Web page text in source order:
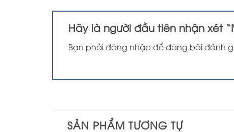
Hãy là người đầu tiên nhận xét
Bạn phảiđăng nhậpđể đăng bài đánh
SẢN PHẨM TƯƠNG TỰ